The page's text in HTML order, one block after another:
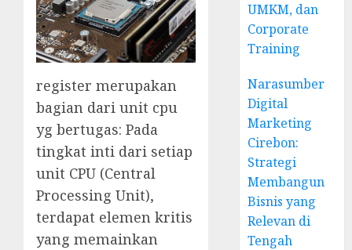
register merupakan
bagian dari unit cpu
yg bertugas: Pada
tingkat inti dari setiap
unit CPU (Central
Processing Unit),
terdapat elemen kritis
yang memainkan
UMKM, dan
Corporate
Training
Narasumber
Digital
Marketing
Cirebon:
Strategi
Membangun
Bisnis yang
Relevan di
Tengah